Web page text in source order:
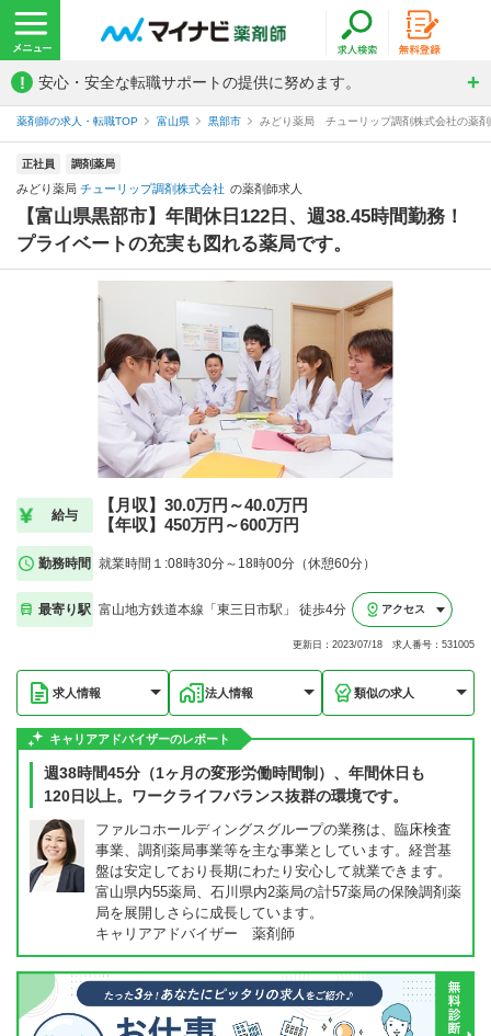
! 安心・安全な転職サポートの提供に努めます。
薬剤師の求人・転職TOP 富山県 黒部市 みどり薬局 チューリップ調剤株式会社の薬
正社員 調剤薬局
みどり薬局 チューリップ調剤株式会社 の薬剤師求人
【富山県黒部市】年間休日122日、週38.45時間勤務！
プライベートの充実も図れる薬局です。
給与
【月収】30.0万円～40.0万円
【年収】450万円～600万円
勤務時間 就業時間１:08時30分～18時00分（休憩60分）
最寄り駅 富山地方鉄道本線「東三日市駅」 徒歩4分 アクセス
更新日：2023/07/18 求人番号：531005
求人情報 法人情報 類似の求人
キャリアアドバイザーのレポート
週38時間45分（1ヶ月の変形労働時間制）、年間休日も
120日以上。ワークライフバランス抜群の環境です。
ファルコホールディングスグループの業務は、臨床検査
事業、調剤薬局事業等を主な事業としています。経営基
盤は安定しており長期にわたり安心して就業できます。
富山県内55薬局、石川県内2薬局の計57薬局の保険調剤薬
局を展開しさらに成長しています。
キャリアアドバイザー 薬剤師